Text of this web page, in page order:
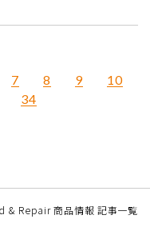
7 8 9
10
34
& Repair 商品情報 記事一覧